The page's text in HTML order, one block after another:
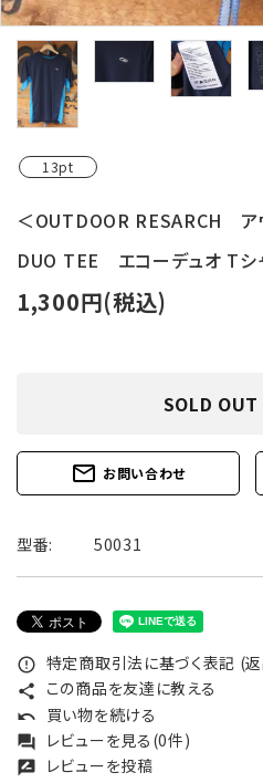
13pt
＜OUTDOOR RESARCH ア
DUO TEE エコーデュオ Tシ
1,300円(税込)
SOLD
mail_outline お問い合わせ
型番: 50031
error_outline 特定商取引法に基づく表記 (
share この商品を友達に教える
undo 買い物を続ける
forum レビューを見る(0件)
rate_review レビューを投稿